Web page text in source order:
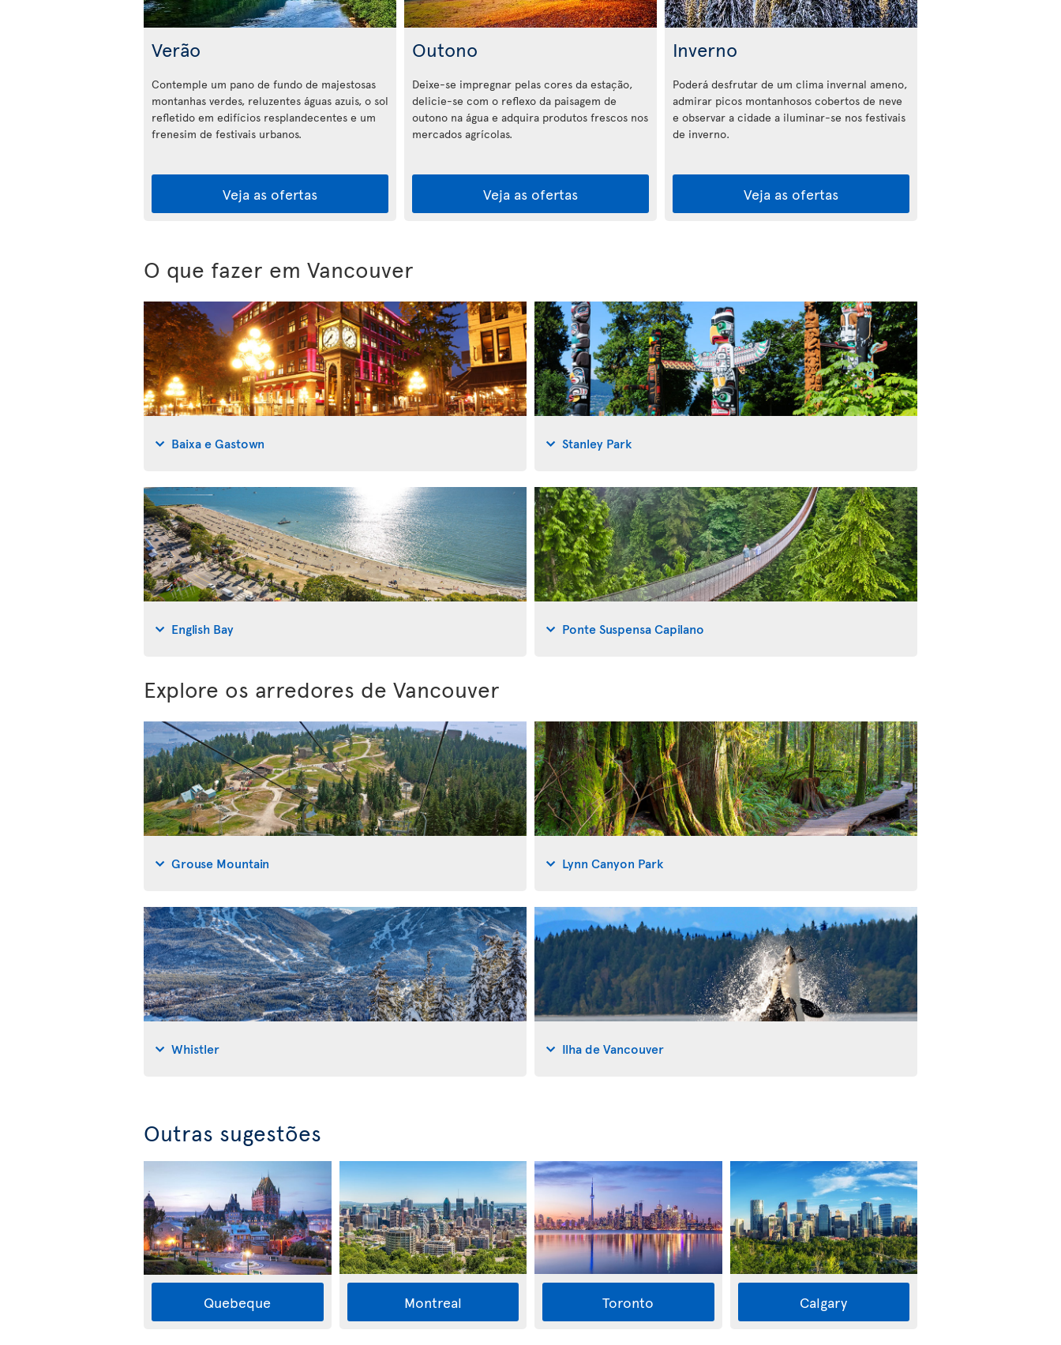
Verão
Contemple um pano de fundo de majestosas
montanhas verdes, reluzentes águas azuis, o sol
refletido em edifícios resplandecentes e um
frenesim de festivais urbanos.
Veja as ofertas
Outono
Deixe-se impregnar pelas cores da estação,
delicie-se com o reflexo da paisagem de
outono na água e adquira produtos frescos nos
mercados agrícolas.
Veja as ofertas
Inverno
Poderá desfrutar de um clima invernal ameno,
admirar picos montanhosos cobertos de neve
e observar a cidade a iluminar-se nos festivais
de inverno.
Veja as ofertas
O que fazer em Vancouver
Baixa e Gastown Stanley Park
English Bay Ponte Suspensa Capilano
Explore os arredores de Vancouver
Grouse Mountain Lynn Canyon Park
Whistler Ilha de Vancouver
Outras sugestões
Quebeque Montreal Toronto Calgary